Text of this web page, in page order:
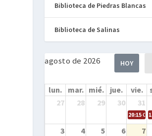
Biblioteca de Piedras Blancas
Biblioteca de Salinas
agosto de 2026 HOY
lun. mar. mié. jue. vie.
27
28 29 30 31
20:15
3 4 5 6 7